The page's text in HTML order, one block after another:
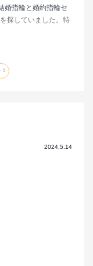
婚指輪と婚約指輪セ
探していました。特
ザインは華奢で控え
的につけることに抵
感動していたので、
シリーズが良いとい
なりがとても好みだ
てくださりました。
3
2024.5.14